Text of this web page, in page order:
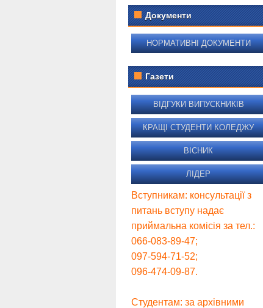
Документи
НОРМАТИВНІ ДОКУМЕНТИ
Газети
ВІДГУКИ ВИПУСКНИКІВ
КРАЩІ СТУДЕНТИ КОЛЕДЖУ
ВІСНИК
ЛІДЕР
Вступникам: консультації з
питань вступу надає
приймальна комісія за тел.:
066-083-89-47;
097-594-71-52;
096-474-09-87.
Студентам: за архівними